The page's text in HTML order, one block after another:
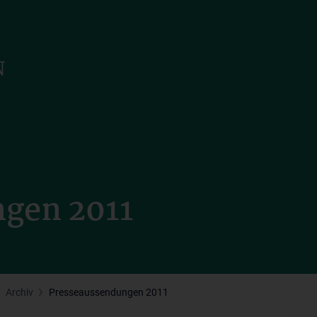
2011
Archiv Presseaussendungen 2011